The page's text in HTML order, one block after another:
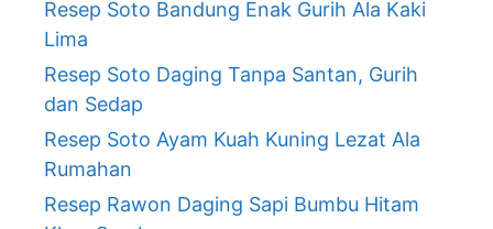
Resep Soto Bandung Enak Gurih Ala Kaki
Lima
Resep Soto Daging Tanpa Santan, Gurih
dan Sedap
Resep Soto Ayam Kuah Kuning Lezat Ala
Rumahan
Resep Rawon Daging Sapi Bumbu Hitam